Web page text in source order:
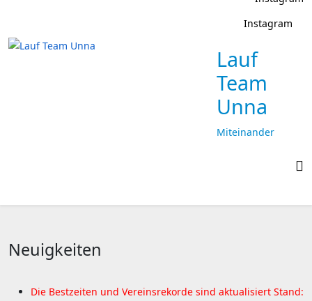
Instagram
Lauf
Team
Unna
Miteinander
Neuigkeiten
Die Bestzeiten und Vereinsrekorde sind aktualisiert Stand: